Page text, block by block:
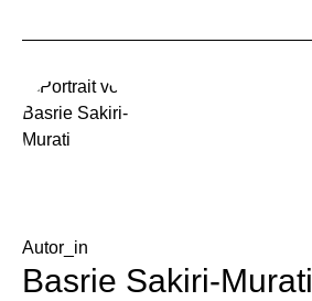
Autor_in
Basrie Sakiri-Murati